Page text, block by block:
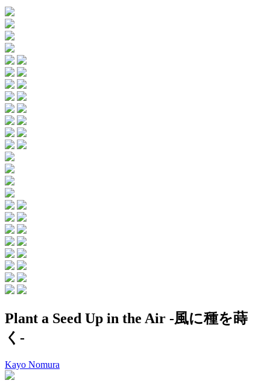
Plant a Seed Up in the Air -風に種を蒔
く-
Kayo Nomura